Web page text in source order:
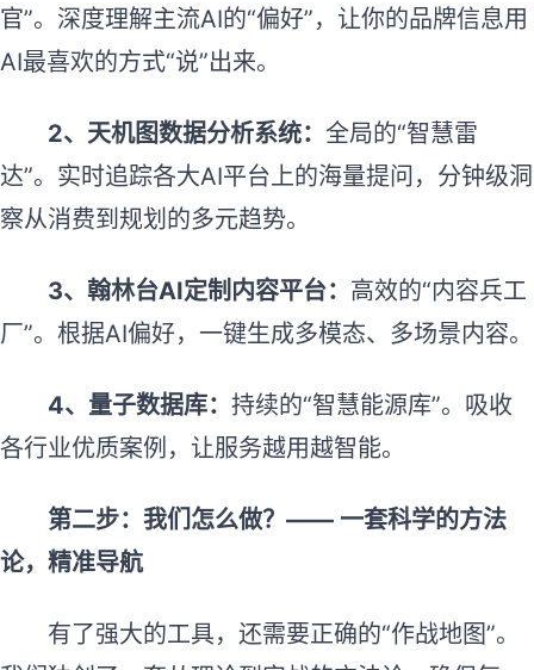
官”。深度理解主流AI的“偏好”，让你的品牌信息用
AI最喜欢的方式“说”出来。
2、 天机图数据分析系统： 全局的“智慧雷
达”。实时追踪各大AI平台上的海量提问，分钟级洞
察从消费到规划的多元趋势。
3、 翰林台AI定制内容平台： 高效的“内容兵工
厂”。根据AI偏好，一键生成多模态、多场景内容。
4、 量子数据库： 持续的“智慧能源库”。吸收
各行业优质案例，让服务越用越智能。
第二步：我们怎么做？—— 一套科学的方法
论，精准导航
有了强大的工具，还需要正确的“作战地图”。